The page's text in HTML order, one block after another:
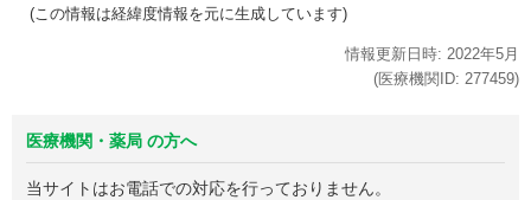
(この情報は経緯度情報を元に生成しています)
情報更新日時: 2022年5月
(医療機関ID: 277459)
医療機関・薬局 の方へ
当サイトはお電話での対応を行っておりません。